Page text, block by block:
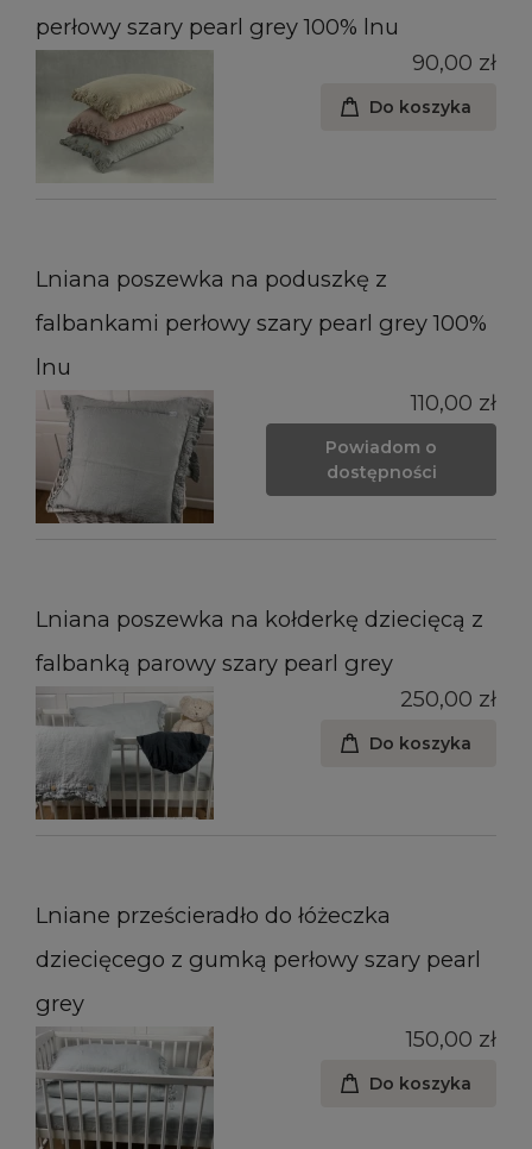
perłowy szary pearl grey 100% lnu
90,00 zł
Do koszyka
Lniana poszewka na poduszkę z
falbankami perłowy szary pearl grey 100%
lnu
110,00 zł
Powiadom o
dostępności
Lniana poszewka na kołderkę dziecięcą z
falbanką parowy szary pearl grey
250,00 zł
Do koszyka
Lniane prześcieradło do łóżeczka
dziecięcego z gumką perłowy szary pearl
grey
150,00 zł
Do koszyka